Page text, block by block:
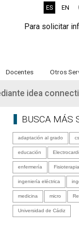
ES EN
Para solicitar
Docentes Otros
idea
BUSCA MÁS
adaptación al grado
educación
enfermería Fisioterapia
ingeniería eléctrica
medicina micro
Universidad de Cádiz